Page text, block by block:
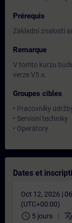
Prérequis
Základní znalosti
Remarque
V tomto kurzu
verze V5.x.
Groupes cibles
• Pracovníky
• Servisní techniky
• Operátory
Dates et
Oct 12, 2026 |
(UTC+00:00)
schedule 5 jours